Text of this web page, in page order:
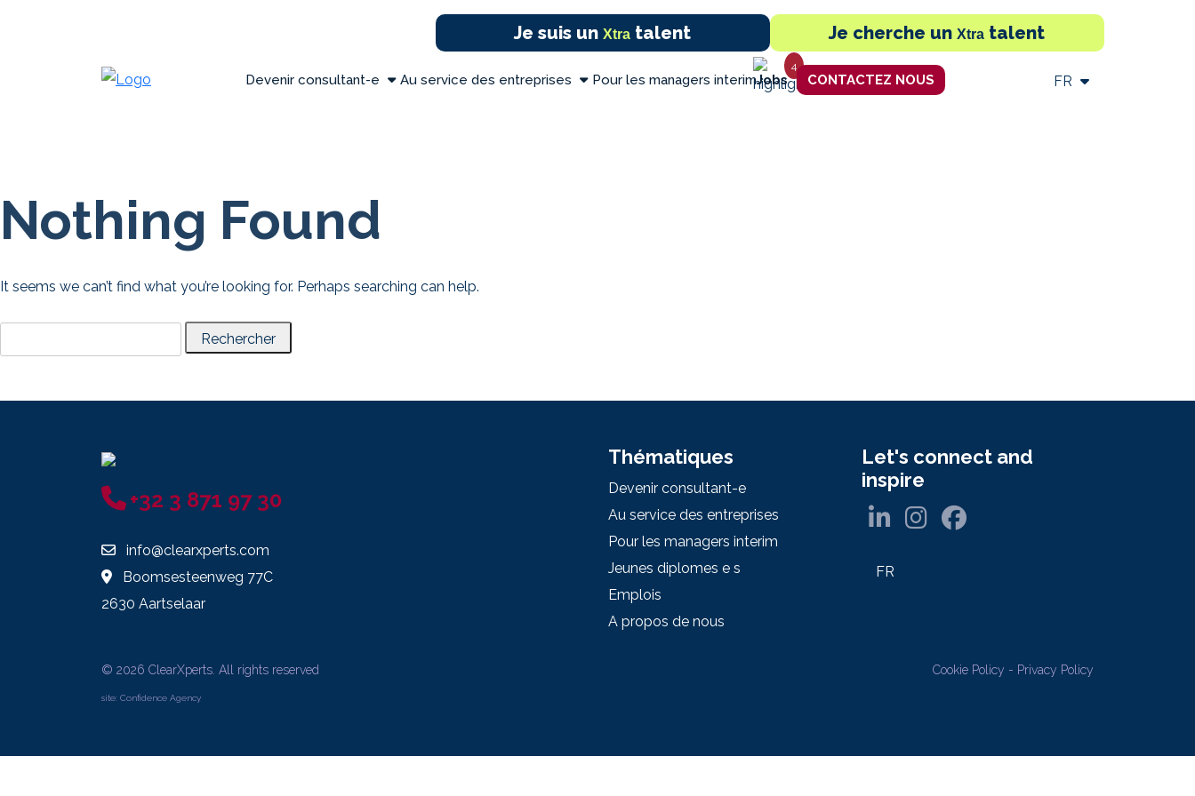
Je suis unXtra talent Je cherche unXtra talent
Devenir consultant-e Au service des entreprises Pour les managers interimJobs
4
CONTACTEZ NOUS FR
Nothing Found
It seems we can’t find what you’re looking for. Perhaps searching can help.
+32 3 871 97 30
info@clearxperts.com
Boomsesteenweg 77C
2630 Aartselaar
Thématiques
Devenir consultant-e
Au service des entreprises
Pour les managers interim
Jeunes diplomes e s
Emplois
A propos de nous
Let's connect and
inspire
FR
© 2026 ClearXperts. All rights reserved
site: Confidence Agency
Cookie Policy - Privacy Policy